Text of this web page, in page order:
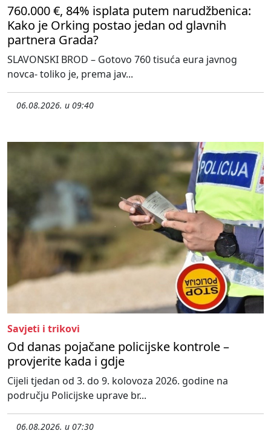
760.000 €, 84% isplata putem narudžbenica:
Kako je Orking postao jedan od glavnih
partnera Grada?
SLAVONSKI BROD – Gotovo 760 tisuća eura javnog
novca- toliko je, prema jav...
06.08.2026. u 09:40
Savjeti i trikovi
Od danas pojačane policijske kontrole –
provjerite kada i gdje
Cijeli tjedan od 3. do 9. kolovoza 2026. godine na
području Policijske uprave br...
06.08.2026. u 07:30